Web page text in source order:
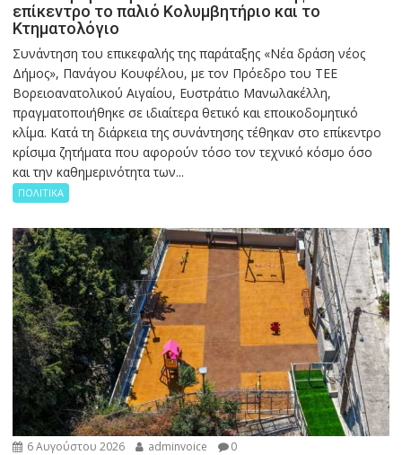
επίκεντρο το παλιό Κολυμβητήριο και το
Κτηματολόγιο
Συνάντηση του επικεφαλής της παράταξης «Νέα δράση νέος
Δήμος», Πανάγου Κουφέλου, με τον Πρόεδρο του ΤΕΕ
Βορειοανατολικού Αιγαίου, Ευστράτιο Μανωλακέλλη,
πραγματοποιήθηκε σε ιδιαίτερα θετικό και εποικοδομητικό
κλίμα. Κατά τη διάρκεια της συνάντησης τέθηκαν στο επίκεντρο
κρίσιμα ζητήματα που αφορούν τόσο τον τεχνικό κόσμο όσο
και την καθημερινότητα των...
ΠΟΛΙΤΙΚΑ
6 Αυγούστου 2026 adminvoice 0